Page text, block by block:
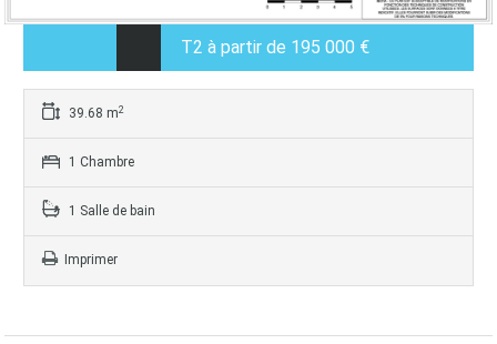
T2 à partir de 195 000 €
39.68 m2
1 Chambre
1 Salle de bain
Imprimer